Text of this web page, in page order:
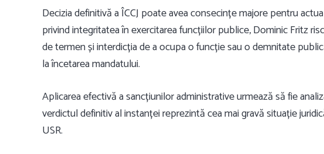
Decizia definitivă a ÎCCJ poate avea consecințe majore pentru
privind integritatea în exercitarea funcțiilor publice, Dominic Fritz
de termen și interdicția de a ocupa o funcție sau o demnitate
la încetarea mandatului.
Aplicarea efectivă a sancțiunilor administrative urmează să fie
verdictul definitiv al instanței reprezintă cea mai gravă situație
USR.